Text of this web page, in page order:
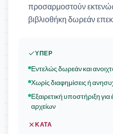
προσαρμοστούν
βιβλιοθήκη δωρεάν
ΥΠΈΡ
Εντελώς δωρεάν και
Χωρίς διαφημίσεις ή
Εξαιρετική υποστήριξη
αρχείων
ΚΑΤΆ